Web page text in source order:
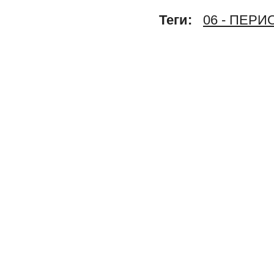
Теги: 06 -